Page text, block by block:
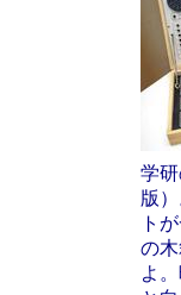
学
版
ト
の
よ